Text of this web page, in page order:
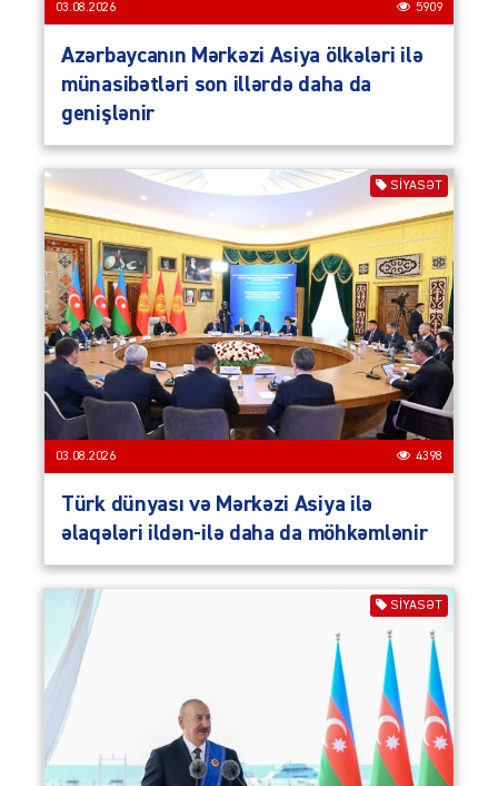
03.08.2026 5909
Azərbaycanın Mərkəzi Asiya ölkələri ilə
münasibətləri son illərdə daha da
genişlənir
SIYASƏT
03.08.2026 4398
Türk dünyası və Mərkəzi Asiya ilə
əlaqələri ildən-ilə daha da möhkəmlənir
SIYASƏT